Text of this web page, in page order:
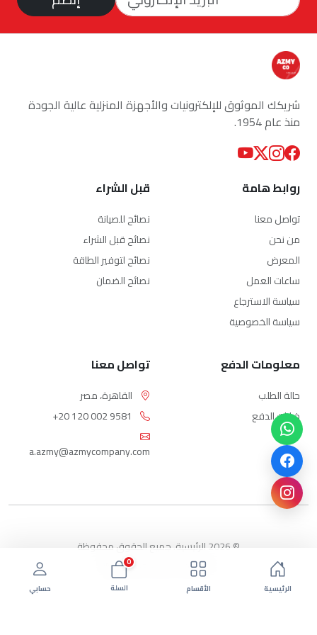
شريكك الموثوق للإلكترونيات والأجهزة المنزلية عالية الجودة
منذ عام 1954.
روابط هامة
تواصل معنا
من نحن
المعرض
ساعات العمل
سياسة الاسترجاع
سياسة الخصوصية
قبل الشراء
نصائح للصيانة
نصائح قبل الشراء
نصائح لتوفير الطاقة
نصائح الضمان
معلومات الدفع
حالة الطلب
خيارات الدفع
تواصل معنا
القاهرة، مصر
+20 120 002 9581
a.azmy@azmycompany.com
© 2026 الرئيسية. جميع الحقوق محفوظة
بواسطة ebda3-eg.com
الرئيسية الأقسام
0
السلة
حسابي